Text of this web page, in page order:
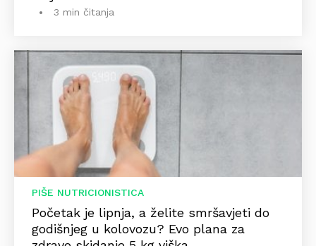
3 min čitanja
PIŠE NUTRICIONISTICA
Početak je lipnja, a želite smršavjeti do
godišnjeg u kolovozu? Evo plana za